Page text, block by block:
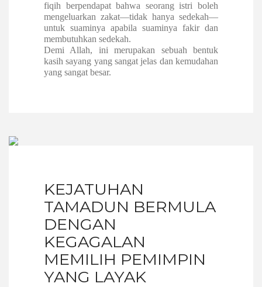
fiqih berpendapat bahwa seorang istri boleh
mengeluarkan zakat—tidak hanya sedekah—
untuk suaminya apabila suaminya fakir dan
membutuhkan sedekah.
Demi Allah, ini merupakan sebuah bentuk
kasih sayang yang sangat jelas dan kemudahan
yang sangat besar.
KEJATUHAN
TAMADUN BERMULA
DENGAN
KEGAGALAN
MEMILIH PEMIMPIN
YANG LAYAK